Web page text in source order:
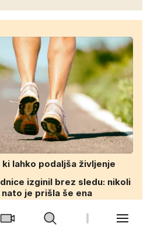
lahko podaljša življenje
izginil brez sledu: nikoli
je prišla še ena